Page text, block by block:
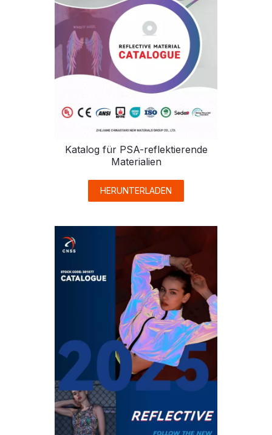
Katalog für PSA-reflektierende
Materialien
HERUNTERLADEN